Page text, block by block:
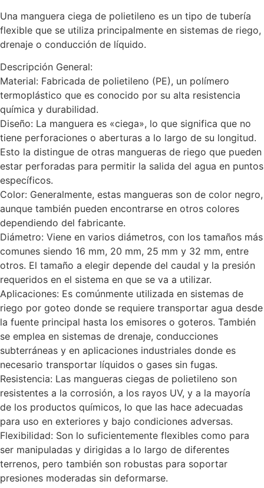
Una manguera ciega de polietileno es un tipo de tubería
flexible que se utiliza principalmente en sistemas de riego,
drenaje o conducción de líquido.
Descripción General:
Material: Fabricada de polietileno (PE), un polímero
termoplástico que es conocido por su alta resistencia
química y durabilidad.
Diseño: La manguera es «ciega», lo que significa que no
tiene perforaciones o aberturas a lo largo de su longitud.
Esto la distingue de otras mangueras de riego que pueden
estar perforadas para permitir la salida del agua en puntos
específicos.
Color: Generalmente, estas mangueras son de color negro,
aunque también pueden encontrarse en otros colores
dependiendo del fabricante.
Diámetro: Viene en varios diámetros, con los tamaños más
comunes siendo 16 mm, 20 mm, 25 mm y 32 mm, entre
otros. El tamaño a elegir depende del caudal y la presión
requeridos en el sistema en que se va a utilizar.
Aplicaciones: Es comúnmente utilizada en sistemas de
riego por goteo donde se requiere transportar agua desde
la fuente principal hasta los emisores o goteros. También
se emplea en sistemas de drenaje, conducciones
subterráneas y en aplicaciones industriales donde es
necesario transportar líquidos o gases sin fugas.
Resistencia: Las mangueras ciegas de polietileno son
resistentes a la corrosión, a los rayos UV, y a la mayoría
de los productos químicos, lo que las hace adecuadas
para uso en exteriores y bajo condiciones adversas.
Flexibilidad: Son lo suficientemente flexibles como para
ser manipuladas y dirigidas a lo largo de diferentes
terrenos, pero también son robustas para soportar
presiones moderadas sin deformarse.